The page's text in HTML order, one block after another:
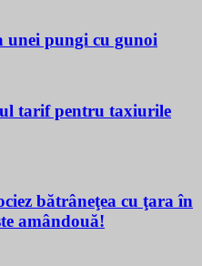
unei pungi cu gunoi
tarif pentru taxiurile
bătrâneţea cu ţara în
amândouă!